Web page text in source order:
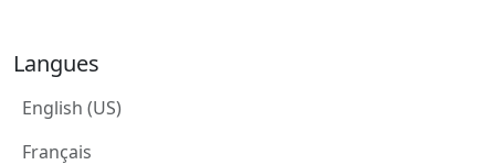
Langues
English (US)
Français